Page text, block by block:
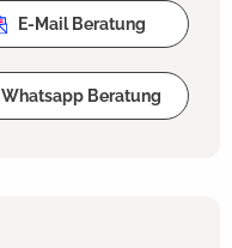
E-Mail Beratung
Whatsapp Beratung